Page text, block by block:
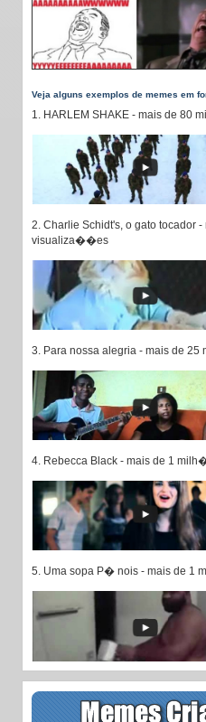
Veja alguns exemplos de memes em
1. HARLEM SHAKE - mais de
2. Charlie Schidt's, o gato tocador
visualiza��es
3. Para nossa alegria - mais de
4. Rebecca Black - mais de 1
5. Uma sopa P� nois - mais de